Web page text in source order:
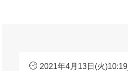
2021年4月13日(火)10:19